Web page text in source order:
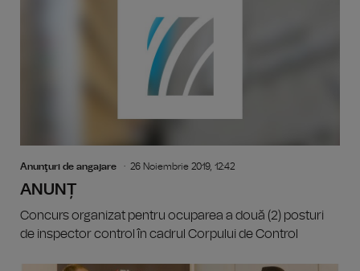
Anunţuri de angajare 26 Noiembrie 2019, 12:42
ANUNȚ
Concurs organizat pentru ocuparea a două (2) posturi
de inspector control în cadrul Corpului de Control